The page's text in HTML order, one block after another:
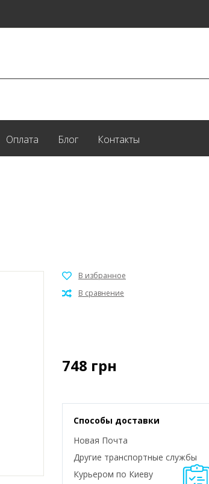
Оплата Блог Контакты
748 грн
Способы доставки
Новая Почта
Другие транспортные службы
Курьером по Киеву